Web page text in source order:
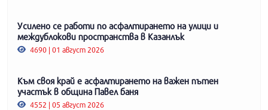
Усилено се работи по асфалтирането на улици и
междублокови пространства в Казанлък
4690 | 01 август 2026
Към своя край е асфалтирането на важен пътен
участък в община Павел баня
4552 | 05 август 2026